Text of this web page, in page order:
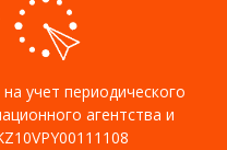
учет периодического
агентства и